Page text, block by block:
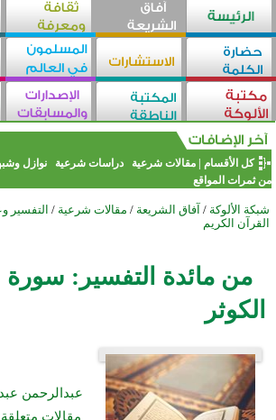
كل الأقسام |مقالات شرعية دراسات شرعية نوازل
من ثمرات المواقع
شبكة الألوكة / آفاق الشريعة / مقالات شرعية / التفسير
القرآن الكريم
من مائدة التفسير: سورة
الكوثر
عبدالرحمن
مقالات متعلقة